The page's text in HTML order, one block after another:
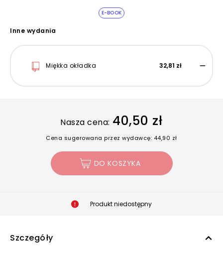
E-BOOK
Inne wydania
Miękka okładka 32,81 zł
Nasza cena: 40,50 zł
Cena sugerowana przez wydawcę: 44,90 zł
DO KOSZYKA
Produkt niedostępny
Szczegóły